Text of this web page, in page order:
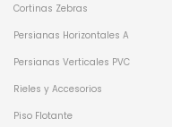
Cortinas Zebras
Persianas Horizontales A
Persianas Verticales PVC
Rieles y Accesorios
Piso Flotante